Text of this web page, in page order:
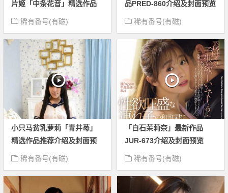
片姬「中条花音」精选作品
推荐介绍及封面预览
稀有番号(有磁)
品PRED-860介绍及封面预览
稀有番号(有磁)
小只马贫乳萝莉「青井苺」
精选作品推荐介绍及封面预
览
稀有番号(有磁)
「白石茉莉奈」最新作品
JUR-673介绍及封面预览
稀有番号(有磁)